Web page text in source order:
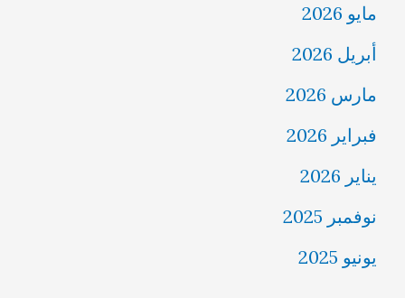
مايو 2026
أبريل 2026
مارس 2026
فبراير 2026
يناير 2026
نوفمبر 2025
يونيو 2025